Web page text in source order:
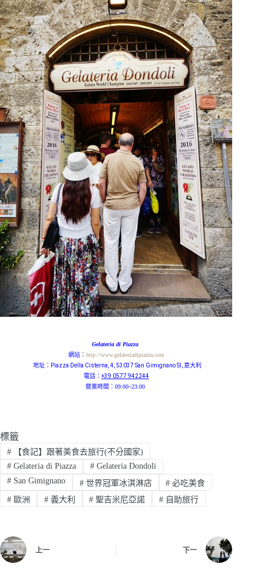
Gelateria di Piazza
網站： http://www.gelateriadipiazza.com
地址： Piazza Della Cisterna, 4, 53037 San Gimignano SI, 意大利
電話： +39 0577 942244
營業時間：09:00~23:00
標籤
#【食記】跟著美食去旅行(不分國家)
#Gelateria di Piazza #Gelateria Dondoli
#San Gimignano #世界冠軍冰淇淋店 # 必吃美食
#歐洲 #義大利 # 聖吉米尼亞諾 # 自助旅行
上一 下一